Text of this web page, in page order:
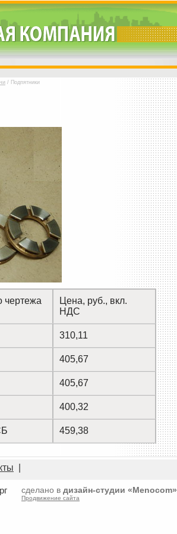
/ Подпятники
чертежа
Цена, руб., вкл.
НДС
310,11
405,67
405,67
400,32
459,38
сделано в дизайн-студии «Menocom»
Продвижение сайта